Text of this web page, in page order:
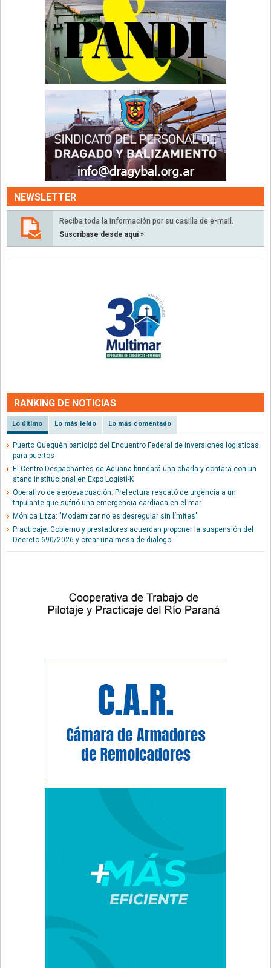
NEWSLETTER
Reciba toda la información por su casilla de e-mail.
Suscríbase desde aquí »
RANKING DE NOTICIAS
Lo último Lo más leído Lo más comentado
Puerto Quequén participó del Encuentro Federal de inversiones logísticas
para puertos
El Centro Despachantes de Aduana brindará una charla y contará con un
stand institucional en Expo Logisti-K
Operativo de aeroevacuación: Prefectura rescató de urgencia a un
tripulante que sufrió una emergencia cardíaca en el mar
Mónica Litza: "Modernizar no es desregular sin límites"
Practicaje: Gobierno y prestadores acuerdan proponer la suspensión del
Decreto 690/2026 y crear una mesa de diálogo